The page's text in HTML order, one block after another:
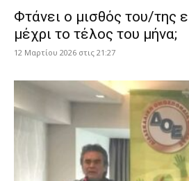
Φτάνει ο μισθός του/της
μέχρι το τέλος του μήνα;
12 Μαρτίου 2026 στις 21:27